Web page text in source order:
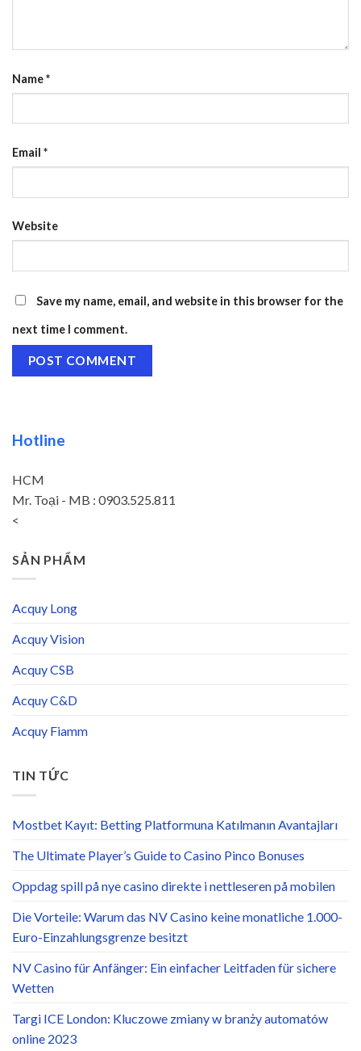
Hotline
HCM
Mr. Toại - MB : 0903.525.811
<
SẢN PHẨM
Acquy Long
Acquy Vision
Acquy CSB
Acquy C&D
Acquy Fiamm
TIN TỨC
Mostbet Kayıt: Betting Platformuna Katılmanın Avantajları
The Ultimate Player’s Guide to Casino Pinco Bonuses
Oppdag spill på nye casino direkte i nettleseren på mobilen
Die Vorteile: Warum das NV Casino keine monatliche 1.000-
Euro-Einzahlungsgrenze besitzt
NV Casino für Anfänger: Ein einfacher Leitfaden für sichere
Wetten
Targi ICE London: Kluczowe zmiany w branży automatów
online 2023
Name*
Email *
Website
Save my name, email, and website in this browser for the
next time I comment.